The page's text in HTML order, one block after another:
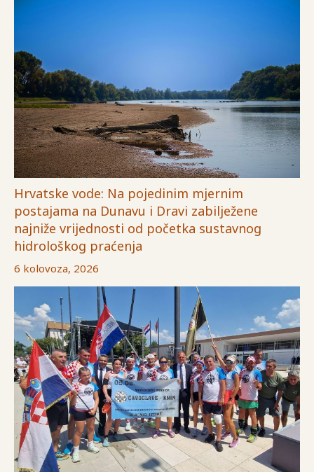
Hrvatske vode: Na pojedinim mjernim
postajama na Dunavu i Dravi zabilježene
najniže vrijednosti od početka sustavnog
hidrološkog praćenja
6 kolovoza, 2026